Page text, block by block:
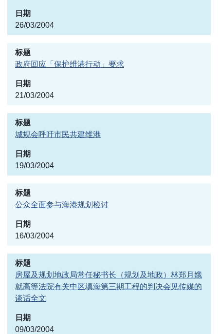
26/03/2004
政府回应「保护维港行动」要求
21/03/2004
城规会呼吁市民共建维港
19/03/2004
公众全面参与海港规划检讨
16/03/2004
房屋及规划地政局常任秘书长（规划及地政）林郑月娥
就高等法院有关中区填海第三期工程的判决会见传媒的
谈话全文
09/03/2004